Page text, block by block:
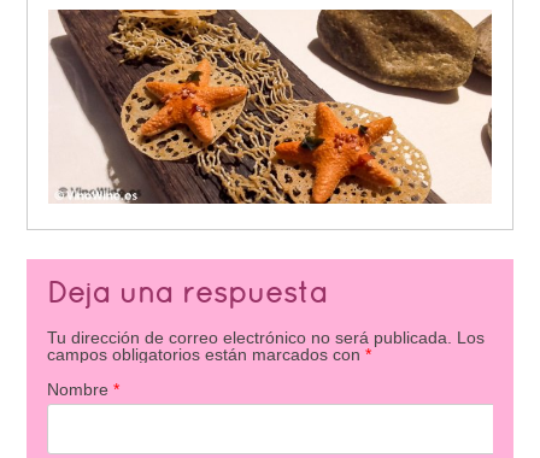
Deja una respuesta
Tu dirección de correo electrónico no será publicada.
Los
campos obligatorios están marcados con *
Nombre *